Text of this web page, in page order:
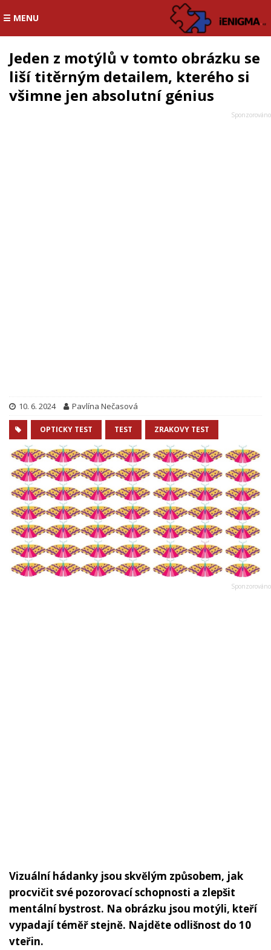
☰ MENU
Jeden z motýlů v tomto obrázku se
liší titěrným detailem, kterého si
všimne jen absolutní génius
10. 6. 2024 Pavlína Nečasová
OPTICKY TEST TEST ZRAKOVY TEST
Vizuální hádanky jsou skvělým způsobem, jak
procvičit své pozorovací schopnosti a zlepšit
mentální bystrost. Na obrázku jsou motýli, kteří
vypadají téměř stejně. Najděte odlišnost do 10
vteřin.